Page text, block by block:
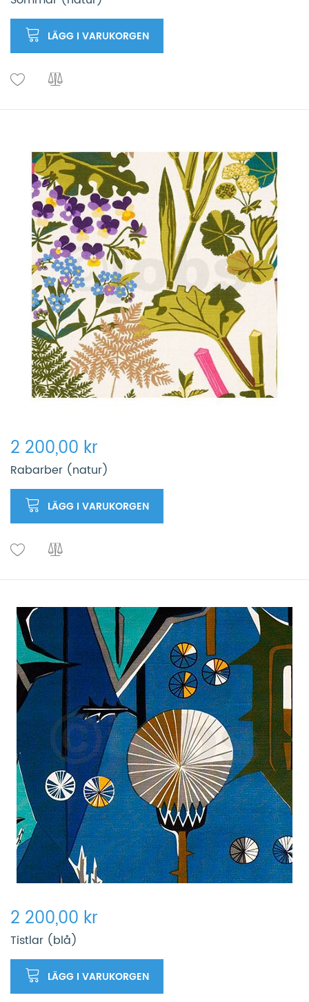
LÄGG I VARUKORGEN
2 200,00 kr
Rabarber (natur)
LÄGG I VARUKORGEN
2 200,00 kr
Tistlar (blå)
LÄGG I VARUKORGEN